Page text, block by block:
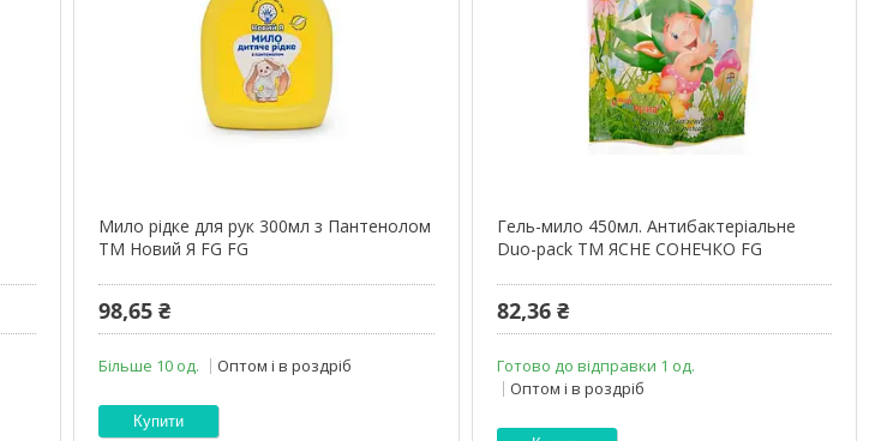
Мило рідке для рук 300мл з Пантенолом
ТМ Новий Я FG FG
98,65 ₴
Більше 10 од. Оптом і в роздріб
Купити
Гель-мило 450мл. Антибактеріальне
Duo-pack ТМ ЯСНЕ СОНЕЧКО FG
82,36 ₴
Готово до відправки 1 од.
Оптом і в роздріб